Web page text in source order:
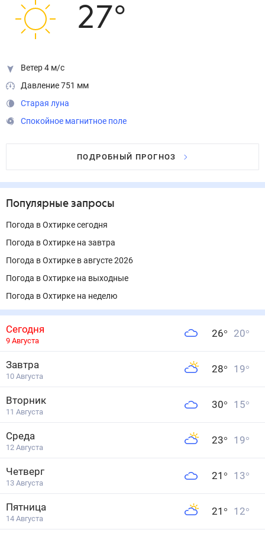
27°
Ветер 4 м/с
Давление 751 мм
Старая луна
Спокойное магнитное поле
ПОДРОБНЫЙ ПРОГНОЗ
Популярные запросы
Погода в Охтирке сегодня
Погода в Охтирке на завтра
Погода в Охтирке в августе 2026
Погода в Охтирке на выходные
Погода в Охтирке на неделю
Сегодня
9 Августа
26° 20°
Завтра
10 Августа
28° 19°
Вторник
11 Августа
30° 15°
Среда
12 Августа
23° 19°
Четверг
13 Августа
21 ° 13°
Пятница
14 Августа
21 ° 12°